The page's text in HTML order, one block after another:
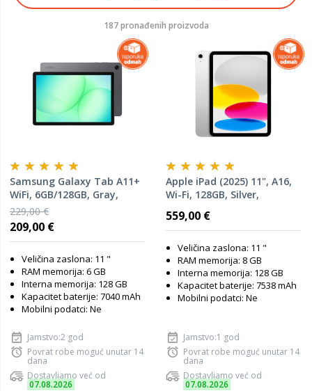
187 pronađenih proizvoda
Samsung Galaxy Tab A11+
WiFi, 6GB/128GB, Gray,
tablet
229,00 €
209,00 €
Veličina zaslona: 11 "
RAM memorija: 6 GB
Interna memorija: 128 GB
Kapacitet baterije: 7040 mAh
Mobilni podatci: Ne
Jamstvo:2 god
Povrat robe moguć unutar 14
dana
Dostavljamo već od
07.08.2026
Apple iPad (2025) 11", A16,
Wi-Fi, 128GB, Silver,
559,00 €
Veličina zaslona: 11 "
RAM memorija: 8 GB
Interna memorija: 128 GB
Kapacitet baterije: 7538 mAh
Mobilni podatci: Ne
Jamstvo:1 god
Povrat robe moguć unutar 14
dana
Dostavljamo već od
07.08.2026